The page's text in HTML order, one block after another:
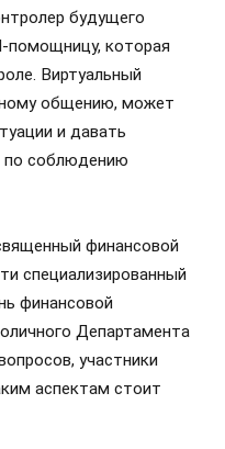
будущего
помощницу, которая
Виртуальный
общению, может
и давать
по соблюдению
финансовой
специализированный
финансовой
Департамента
участники
аспектам стоит